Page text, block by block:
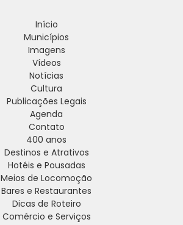
Início
Municípios
Imagens
Vídeos
Notícias
Cultura
Publicações Legais
Agenda
Contato
400 anos
Destinos e Atrativos
Hotéis e Pousadas
Meios de Locomoção
Bares e Restaurantes
Dicas de Roteiro
Comércio e Serviços